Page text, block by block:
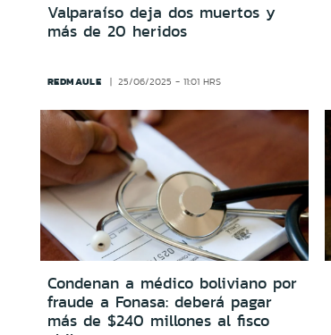
Valparaíso deja dos muertos y
más de 20 heridos
REDMAULE 25/06/2025 - 11:01 HRS
Condenan a médico boliviano por
fraude a Fonasa: deberá pagar
más de $240 millones al fisco